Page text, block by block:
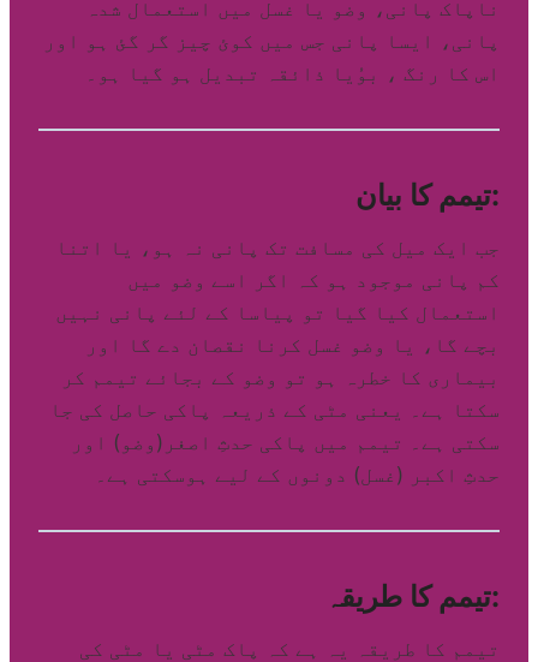
ناپاک پانی، وضو یا غسل میں استعمال شدہ
پانی، ایسا پانی جس میں کوئ چیز گر گئ ہو اور
اس کا رنگ ، بوُیا ذائقہ تبدیل ہو گیا ہو۔
تیمم کا بیان:
جب ایک میل کی مسافت تک پانی نہ ہو، یا اتنا
کم پانی موجود ہو کہ اگر اسے وضو میں
استعمال کیا گیا تو پیاسا کے لئے پانی نہیں
بچے گا، یا وضو غسل کرنا نقصان دے گا اور
بیماری کا خطرہ ہو تو وضو کے بجائے تیمم کر
سکتا ہے۔ یعنی مٹی کے ذریعہ پاکی حاصل کی جا
سکتی ہے۔ تیمم میں پاکی حدثِ اصغر(وضو) اور
حدثِ اکبر (غسل) دونوں کے لیے ہوسکتی ہے۔
تیمم کا طریقہ:
تیمم کا طریقہ یہ ہے کہ پاک مٹی یا مٹی کی